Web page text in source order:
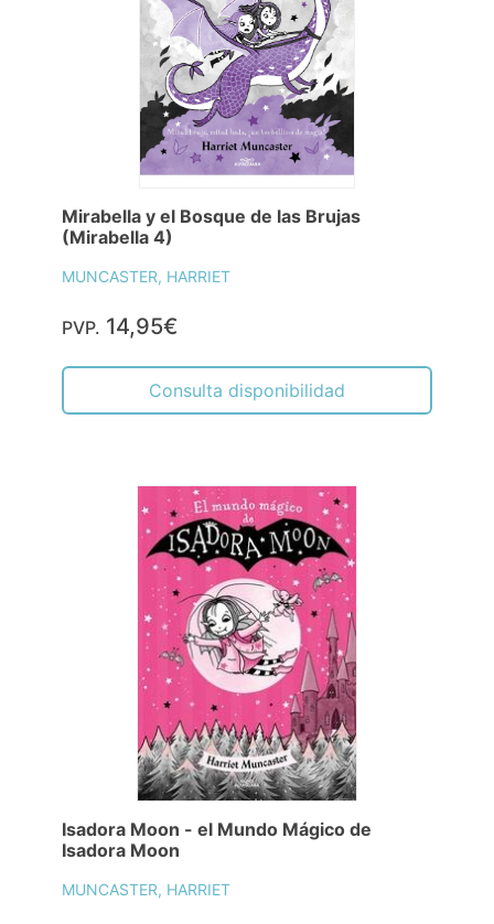
Mirabella y el Bosque de las Brujas
(Mirabella 4)
MUNCASTER, HARRIET
PVP. 14,95€
Consulta disponibilidad
Isadora Moon - el Mundo Mágico de
Isadora Moon
MUNCASTER, HARRIET